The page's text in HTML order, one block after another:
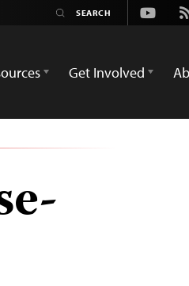
Get Involved